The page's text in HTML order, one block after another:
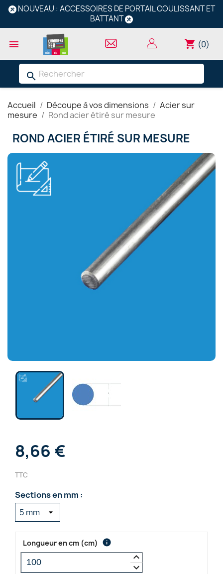
NOUVEAU : ACCESSOIRES DE PORTAIL COULISSANT ET
BATTANT
 shopping_cart (0)
search
Accueil Découpe à vos dimensions
Acier sur
mesure
Rond acier étiré sur mesure
ROND ACIER ÉTIRÉ SUR MESURE
8,66 €
TTC
Sections en mm :
Longueur en cm (cm) info
keyboard_arrow_up
keyboard_arrow_down